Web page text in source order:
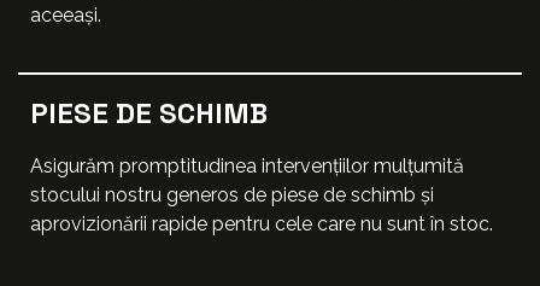
aceeași.
PIESE DE SCHIMB
Asigurăm promptitudinea intervențiilor mulțumită
stocului nostru generos de piese de schimb și
aprovizionării rapide pentru cele care nu sunt în stoc.